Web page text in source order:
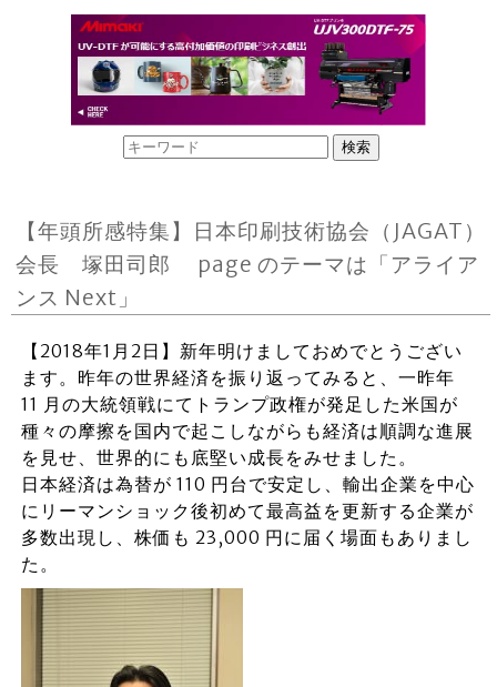
【年頭所感特集】日本印刷技術協会（JAGAT）
会長 塚田司郎 page のテーマは「アライア
ンス Next」
【2018年1月2日】新年明けましておめでとうござい
ます。昨年の世界経済を振り返ってみると、一昨年
11 月の大統領戦にてトランプ政権が発足した米国が
種々の摩擦を国内で起こしながらも経済は順調な進展
を見せ、世界的にも底堅い成長をみせました。
日本経済は為替が 110 円台で安定し、輸出企業を中心
にリーマンショック後初めて最高益を更新する企業が
多数出現し、株価も 23,000 円に届く場面もありまし
た。